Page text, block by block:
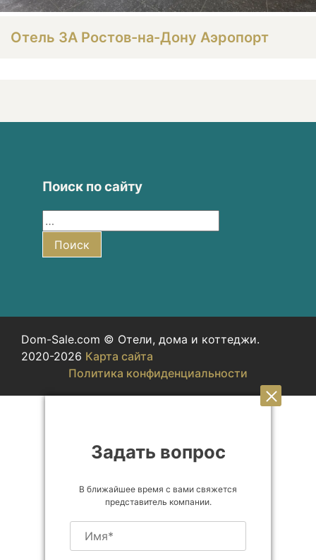
Отель 3А Ростов-на-Дону Аэропорт
Поиск по сайту
Поиск
Dom-Sale.com © Отели, дома и коттеджи.
2020-2026 Карта сайта
Политика конфиденциальности
Задать вопрос
В ближайшее время с вами свяжется
представитель компании.